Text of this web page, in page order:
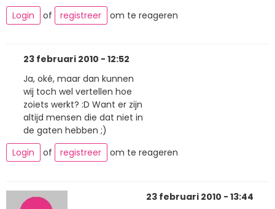
Login
of registreer om te reageren
23 februari 2010 - 12:52
Ja, oké, maar dan kunnen
wij toch wel vertellen hoe
zoiets werkt? :D Want er zijn
altijd mensen die dat niet in
de gaten hebben ;)
Login
of registreer om te reageren
23 februari 2010 - 13:44